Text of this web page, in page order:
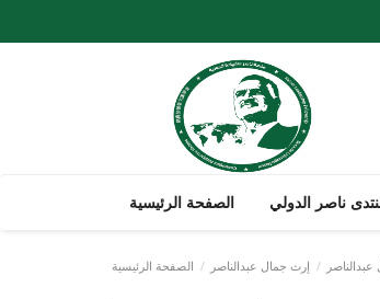
الصفحة الرئيسية ناصر الدولي
الصفحة الرئيسية إرث جمال عبدالناصر